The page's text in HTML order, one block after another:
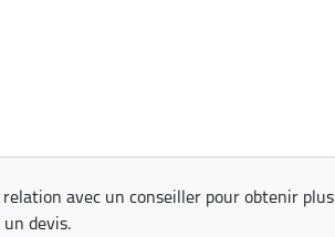
avec un conseiller pour obtenir plus
devis.